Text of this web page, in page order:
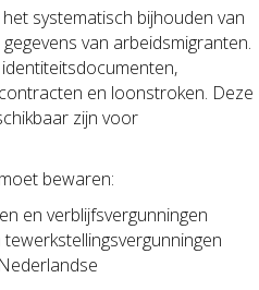
systematisch bijhouden van
van arbeidsmigranten.
en loonstroken. Deze
zijn voor
bewaren:
en verblijfsvergunningen